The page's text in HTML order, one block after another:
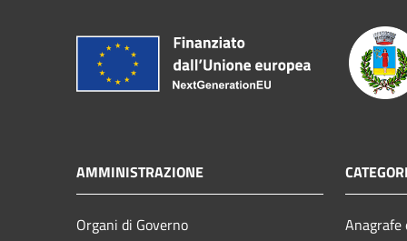
AMMINISTRAZIONE
Organi di Governo